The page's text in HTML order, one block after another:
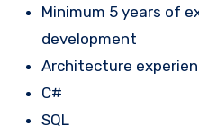
Minimum 5 years of
development
Architecture
C#
SQL